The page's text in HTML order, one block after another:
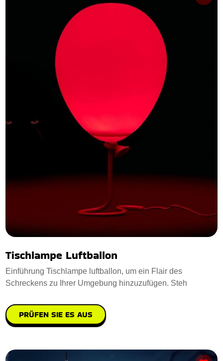
Tischlampe Luftballon
Einführung Tischlampe luftballon, um ein Flair des
Schreckens zu Ihrer Umgebung hinzuzufügen. Steh
PRÜFEN SIE ES AUS